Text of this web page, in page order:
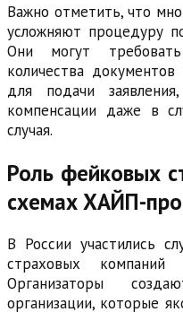
Важно отметить, что
усложняют процедуру
Они могут
количества
для подачи
компенсации даже в
случая.
Роль фейковых
схемах ХАЙП-
В России участились
страховых
Организаторы
организации, которые